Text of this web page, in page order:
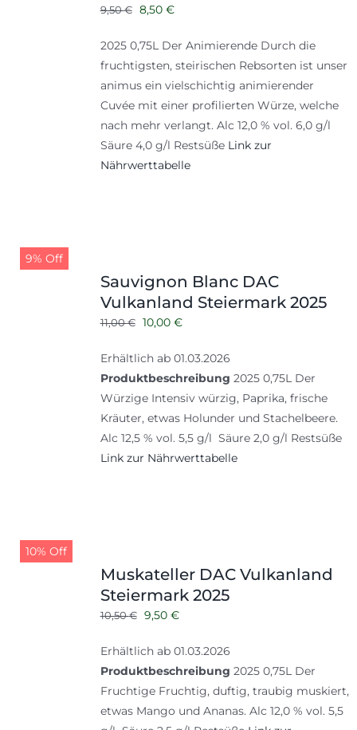
9,50€ Ursprünglicher
war:
9,50 €
8,50 €Aktueller
ist:
8,50 €.
2025 0,75L Der Animierende Durch die
fruchtigsten, steirischen Rebsorten ist unser
animus ein vielschichtig animierender
Cuvée mit einer profilierten Würze, welche
nach mehr verlangt. Alc 12,0 % vol. 6,0 g/l
Säure 4,0 g/l Restsüße Link zur
Nährwerttabelle
9% Off
Sauvignon Blanc DAC
Vulkanland Steiermark 2025
11,00€ Ursprünglicher
war:
11,00 €
10,00 €Aktueller
ist:
10,00 €.
Erhältlich ab 01.03.2026
Produktbeschreibung 2025 0,75L Der
Würzige Intensiv würzig, Paprika, frische
Kräuter, etwas Holunder und Stachelbeere.
Alc 12,5 % vol. 5,5 g/l Säure 2,0 g/l Restsüße
Link zur Nährwerttabelle
10% Off
Muskateller DAC Vulkanland
Steiermark 2025
10,50€ Ursprünglicher
war:
10,50 €
9,50 €Aktueller
ist:
9,50 €.
Erhältlich ab 01.03.2026
Produktbeschreibung 2025 0,75L Der
Fruchtige Fruchtig, duftig, traubig muskiert,
etwas Mango und Ananas. Alc 12,0 % vol. 5,5